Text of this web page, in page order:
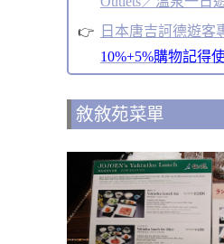
日本唐吉訶德遊客
10%+5%購物記得
敘敘苑菜單